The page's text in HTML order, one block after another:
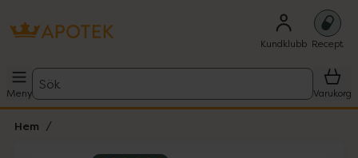
Kundklubb Recept
Meny
Sök
Varukorg
Hem